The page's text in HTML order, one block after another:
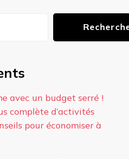
avec un budget serré !
complète d’activités
pour économiser à